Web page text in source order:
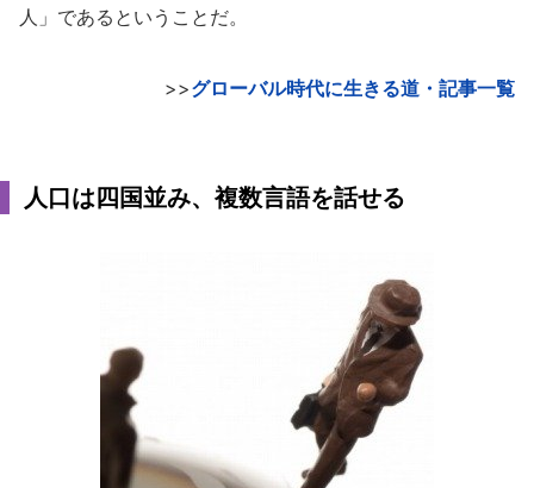
人」であるということだ。
>>グローバル時代に生きる道・記事一覧
人口は四国並み、複数言語を話せる